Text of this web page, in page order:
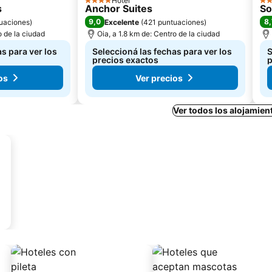
)
de la ciudad
para ver los
4 Estrellas
Anchor Suites
9,0 Excelente (421 puntuaciones)
Oia, a 1.8 km de: Centro de la ciudad
Seleccioná las fechas para ver los
precios exactos
Ver precios
4
Ver todos los